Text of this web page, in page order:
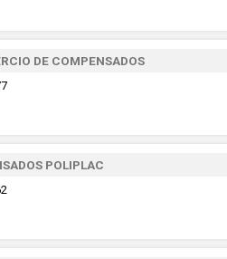
DE COMPENSADOS
POLIPLAC